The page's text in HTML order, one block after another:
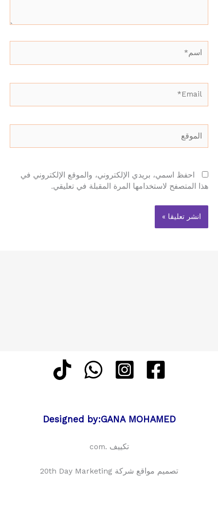
احفظ اسمي، بريدي الإلكتروني، والموقع الإلكتروني في
هذا المتصفح لاستخدامها المرة المقبلة في تعليقي.
Designed by:GANA MOHAMED
تكييف .com
تصميم مواقع شركة 20th Day Marketing